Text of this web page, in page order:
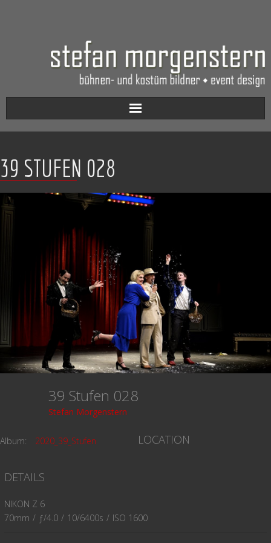
Aktuell
Werkverzeichnis
Biografie
39 STUFEN 028
39 Stufen 028
Stefan Morgenstern
Album: 2020_39_Stufen LOCATION
DETAILS
NIKON Z 6
70mm / ƒ/4.0 / 10/6400s / ISO 1600